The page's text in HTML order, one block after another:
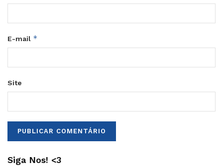
E-mail *
Site
Siga Nos! <3